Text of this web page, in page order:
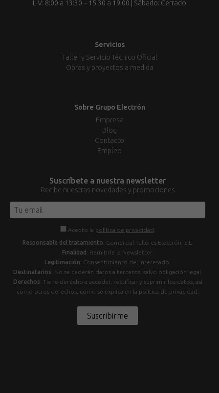
L-V: 8:00 a 13:30 – 15:30 a 19:00 | Sábado: Cerrado
Servicios
Taller y Servicio Técnico Oficial
Obras y proyectos a medida
Sobre Grupo Electrón
Empresa
Blog
Contacto
Empleo
Suscríbete a nuestra newsletter
Recibe nuestras novedades y promociones
Acepto la política de privacidad
Responsable del tratamiento: Comercial Talleres Electrón, S.L.
Finalidad : Remitirle la Newsletter.
Legitimación: Consentimiento del interesado.
Destinatarios: No se cederán datos a terceros, salvo obligación legal.
Derechos: Tiene derecho a acceder, rectificar y suprimir los datos, así
como otros derechos, como se explica en la política de privacidad.
Suscribirme